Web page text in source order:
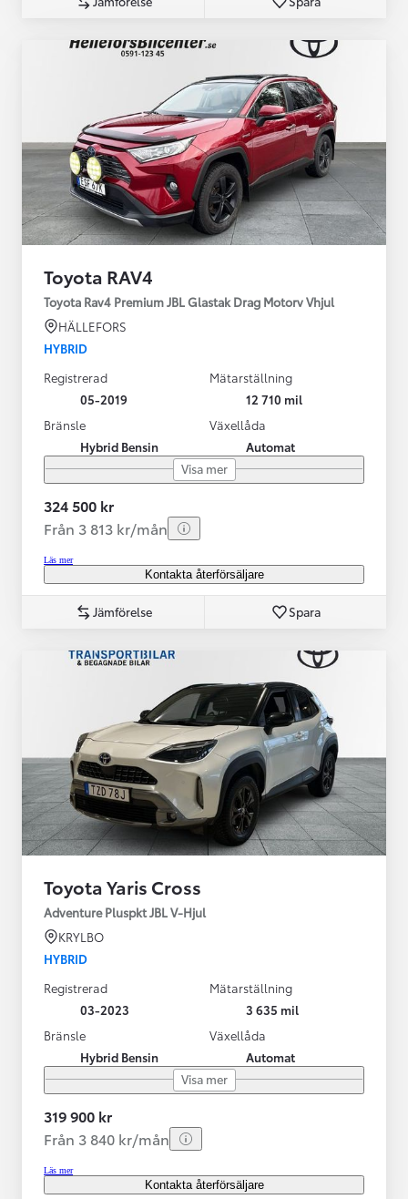
Toyota RAV4
Toyota Rav4 Premium JBL Glastak Drag Motorv Vhjul
HÄLLEFORS
HYBRID
Registrerad
05-2019
Mätarställning
12 710 mil
Bränsle
Hybrid Bensin
Växellåda
Automat
Visa mer
324 500 kr
Från 3 813 kr/mån
Läs mer
Kontakta återförsäljare
Jämförelse Spara
Toyota Yaris Cross
Adventure Pluspkt JBL V-Hjul
KRYLBO
HYBRID
Registrerad
03-2023
Mätarställning
3 635 mil
Bränsle
Hybrid Bensin
Växellåda
Automat
Visa mer
319 900 kr
Från 3 840 kr/mån
Läs mer
Kontakta återförsäljare